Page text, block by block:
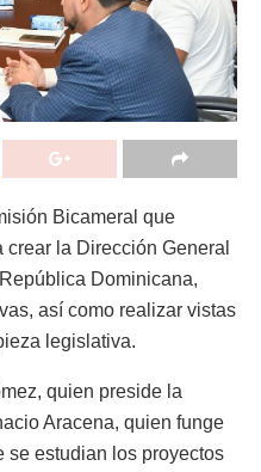
Bicameral que
la Dirección General
Dominicana,
así como realizar vistas
legislativa.
quien preside la
Aracena, quien funge
se estudian los proyectos